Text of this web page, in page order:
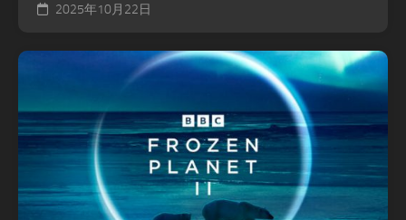
2025年10月22日